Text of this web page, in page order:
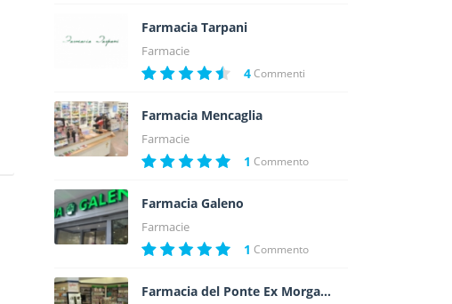
Farmacia Tarpani
Farmacie
4Commenti
Farmacia Mencaglia
Farmacie
1 Commento
Farmacia Galeno
Farmacie
1 Commento
Farmacia del Ponte Ex Morganti